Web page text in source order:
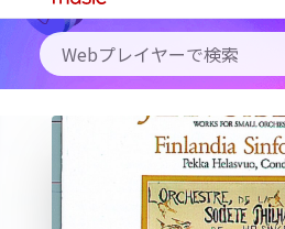
使い方
初回30日間無料お試し